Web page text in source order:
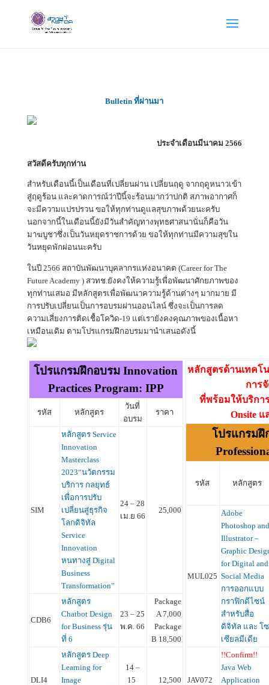
Bulletin ที่ผ่านมา
ประจำเดือนมีนาคม 2566
สวัสดีครับทุกท่าน
สำหรับเดือนนี้เป็นเดือนที่เปลี่ยนผ่าน เปลี่ยนฤดู จากฤดูหนาวเข้า
สู่ฤดูร้อน และคาดการณ์ว่าปีนี้จะร้อนมากว่าปกติ สภาพอากาศก็
จะมีความแปรปรวน ขอให้ทุกท่านดูแลสุขภาพด้วยนะครับ
นอกจากนี้ในเดือนนี้ยังมีวันสำคัญทางพุทธศาสนานั่นก็คือวัน
มาฆบูชาซึ่งเป็นวันหยุดราชการด้วย ขอให้ทุกท่านมีความสุขใน
วันหยุดพักผ่อนนะครับ
ในปี 2566 สถาบันพัฒนาบุคลากรแห่งอนาคต (Career for The
Future Academy ) สวทช.ยังคงให้ความรู้เพื่อพัฒนาศักยภาพของ
ทุกท่านเสมอ มีหลักสูตรเพื่อพัฒนาความรู้ด้านต่างๆ มากมาย มี
การปรับเปลี่ยนเป็นการอบรมผ่านออนไลน์ ซึ่งจะเป็นการลด
ความเสี่ยงการติดเชื้อโควิด-19 แต่เรายังคงคุณภาพของเนื้อหา
เหมือนเดิม ตามโปรแกรมฝึกอบรมมานำเสนอดังนี้
โปรแกรมฝึกอบรม Innovation
Practices Program: IPP
รหัส หลักสูตร
วันที่
อบรม
ราคา
SIM
หลักสูตร Service
Innovation
Masterclass
2023“นวัตกรรม
บริการ กลยุทธ์
เพื่อการปรับ
เปลี่ยนสู่ธุรกิจ
โลกดิจิทัล
Service
Innovation
หนทางสู่ Digital
Business
Transformation”
24 – 28
เม.ย 66
25,000
CDB6
หลักสูตร
Chatbot Design
for Business รุ่น
ที่ 6
23 – 25
พ.ค. 66
Package
A 7,000
Package
B 18,500
DLI4
หลักสูตร Deep
Learning for
Image
14 –
15
12,500
หลักสูตรด้านเทคโ
การ
ที่พร้อมให้บริกา
Onsite แ
โปรแกรม
รหัส หลักสูตร
MUL025
Adobe
Photoshop and
Illustrator –
Graphic
for Digital and
Social Media
การออกแบบ
กราฟิกดีไซน์
สำหรับสื่อ
ดิจิทัล และ โซ
เซียลมีเดีย
JAV072
!!Confirm!!
Java Web
Application